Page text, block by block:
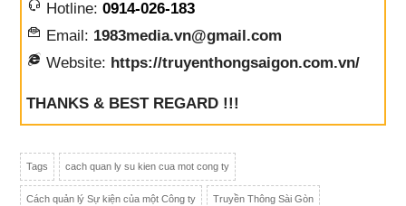
Hotline:0914-026-183
Email: 1983media.vn@gmail.com
Website: https://truyenthongsaigon.com.vn/
THANKS & BEST REGARD !!!
Tags cach quan ly su kien cua mot cong ty
Cách quản lý Sự kiện của một Công ty Truyền Thông Sài Gòn